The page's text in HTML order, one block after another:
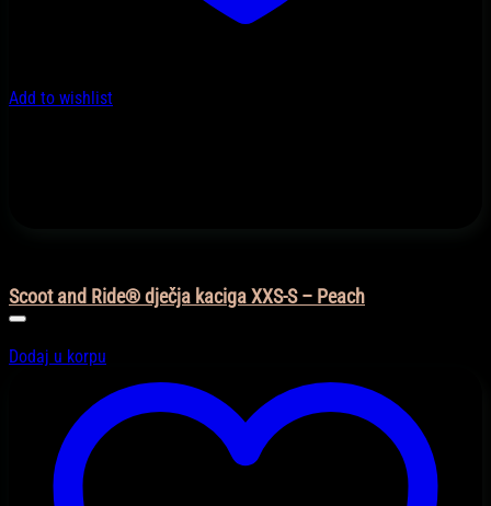
Add to wishlist
Scoot and Ride® dječja kaciga XXS-S – Peach
Dodaj u korpu